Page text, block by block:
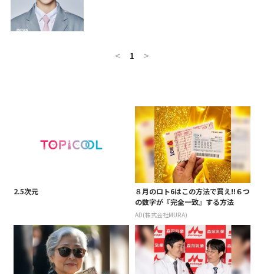
< 1 >
2.5次元
８月のロト6はこの方法で買え!!６つ
の数字が『完全一致』する方法
AD(株式会社MURA)